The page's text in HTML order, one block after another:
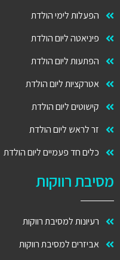
הפעלות לימי הולדת
פיניאטה ליום הולדת
הפתעות ליום הולדת
אטרקציות ליום הולדת
קישוטים ליום הולדת
זר לראש ליום הולדת
כלים חד פעמיים ליום הולדת
מסיבת רווקות
רעיונות למסיבת רווקות
אביזרים למסיבת רווקות